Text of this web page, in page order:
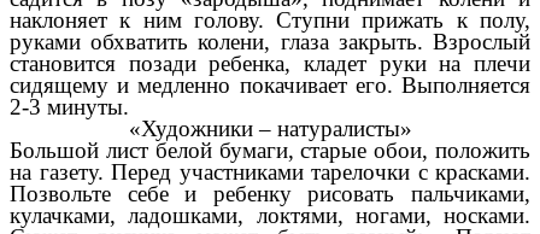
наклоняет к ним голову. Ступни прижать к полу,
руками обхватить колени, глаза закрыть. Взрослый
становится позади ребенка, кладет руки на плечи
сидящему и медленно покачивает его. Выполняется
2-3 минуты.
«Художники – натуралисты»
Большой лист белой бумаги, старые обои, положить
на газету. Перед участниками тарелочки с красками.
Позвольте себе и ребенку рисовать пальчиками,
кулачками, ладошками, локтями, ногами, носками.